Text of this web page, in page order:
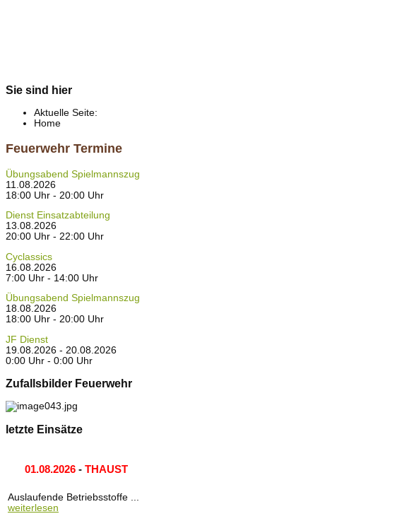
Sie sind hier
Aktuelle Seite:
Home
Feuerwehr Termine
Übungsabend Spielmannszug
11.08.2026
18:00 Uhr - 20:00 Uhr
Dienst Einsatzabteilung
13.08.2026
20:00 Uhr - 22:00 Uhr
Cyclassics
16.08.2026
7:00 Uhr - 14:00 Uhr
Übungsabend Spielmannszug
18.08.2026
18:00 Uhr - 20:00 Uhr
JF Dienst
19.08.2026 - 20.08.2026
0:00 Uhr - 0:00 Uhr
Zufallsbilder Feuerwehr
letzte Einsätze
01.08.2026 - THAUST
Auslaufende Betriebsstoffe ...
weiterlesen